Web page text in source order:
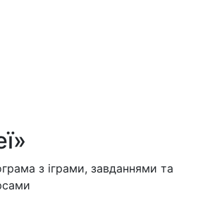
з іграми, завданнями та